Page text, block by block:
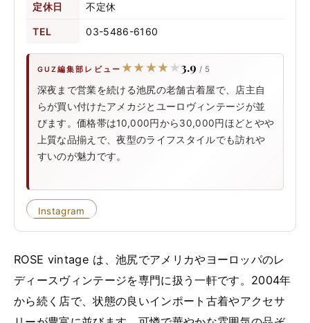
定休日 不定休
TEL 03-5486-6160
GUZ編集部レビュー ★★★★★
★★★★★ 3.9 / 5
深夜まで営業を続ける池尻の老舗古着屋で、店主自
らが買い付けたアメカジとユーロヴィンテージが並
びます。価格帯は10,000円から30,000円ほどとやや
上質な品揃えで、夜型のライフスタイルでも訪れや
すいのが魅力です。
Instagram
ROSE vintage は、池尻でアメリカやヨーロッパのレ
ディースヴィンテージを専門に扱う一軒です。2004年
から続く店で、状態の良いインポート古着やアクセサ